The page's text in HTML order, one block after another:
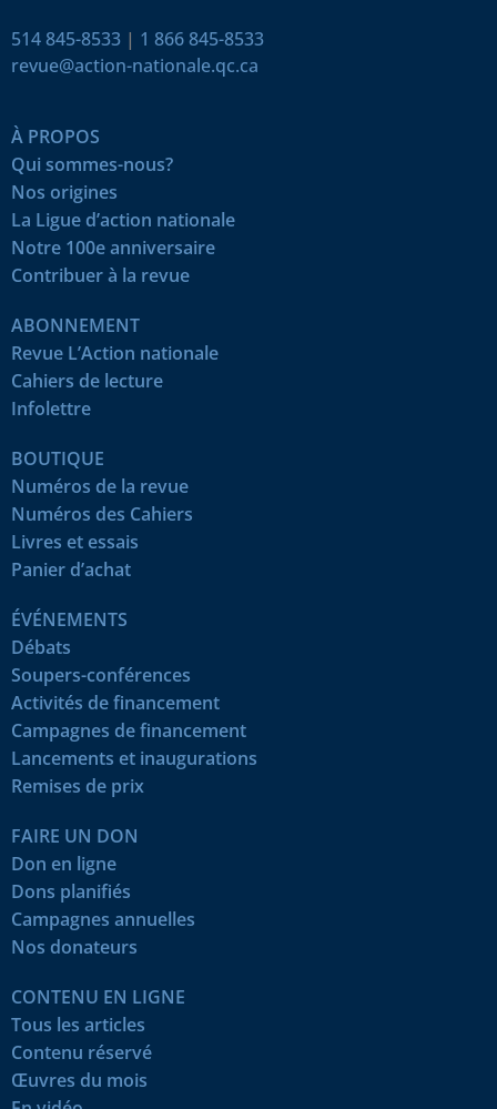
514 845-8533 | 1 866 845-8533
revue@action-nationale.qc.ca
À PROPOS
Qui sommes-nous?
Nos origines
La Ligue d’action nationale
Notre 100e anniversaire
Contribuer à la revue
ABONNEMENT
Revue L’Action nationale
Cahiers de lecture
Infolettre
BOUTIQUE
Numéros de la revue
Numéros des Cahiers
Livres et essais
Panier d’achat
ÉVÉNEMENTS
Débats
Soupers-conférences
Activités de financement
Campagnes de financement
Lancements et inaugurations
Remises de prix
FAIRE UN DON
Don en ligne
Dons planifiés
Campagnes annuelles
Nos donateurs
CONTENU EN LIGNE
Tous les articles
Contenu réservé
Œuvres du mois